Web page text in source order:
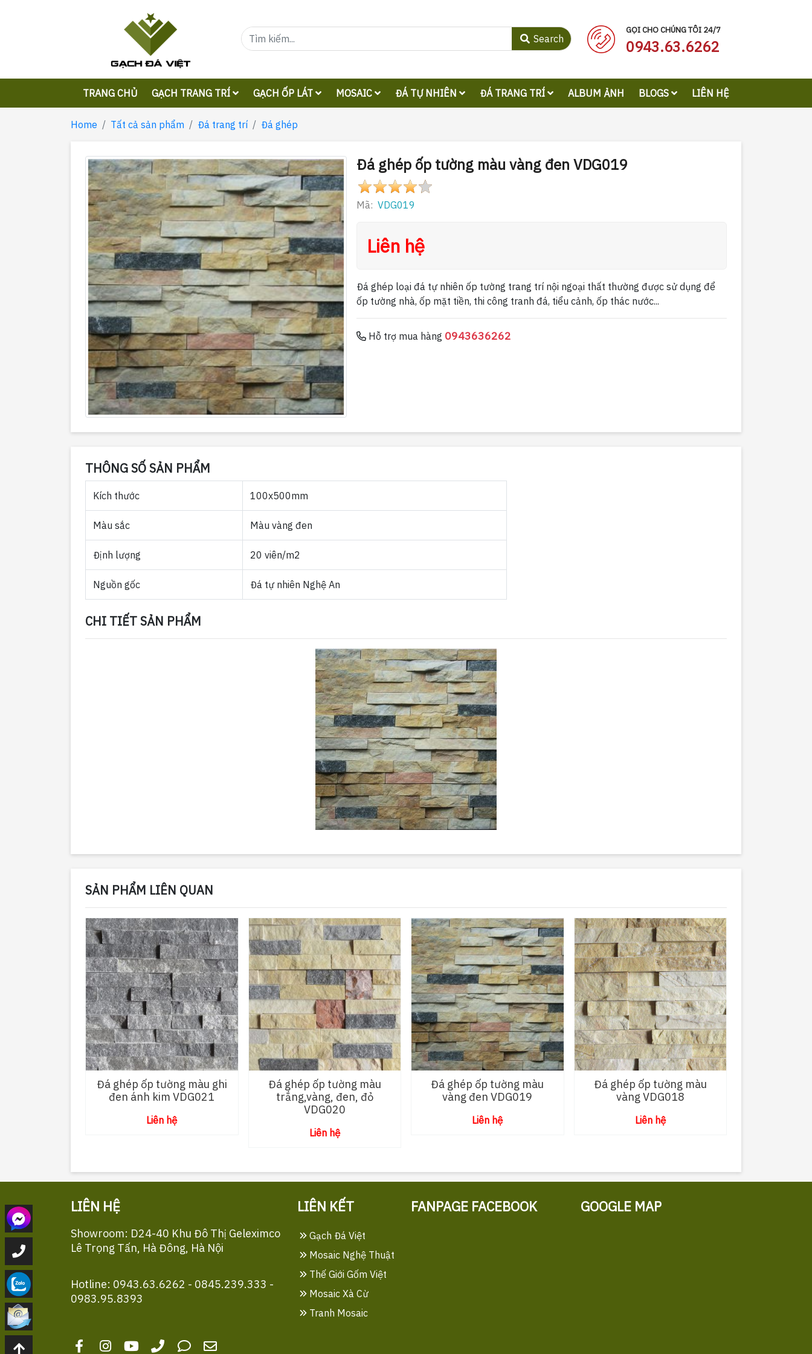
Search
GỌI CHO CHÚNG TÔI 24/7
0943.63.6262
TRANG CHỦ GẠCH TRANG TRÍ GẠCH ỐP LÁT MOSAIC ĐÁ TỰ NHIÊN ĐÁ TRANG TRÍ ALBUM ẢNH BLOGS LIÊN HỆ
Home Tất cả sản phẩm Đá trang trí Đá ghép
Đá ghép ốp tường màu vàng đen VDG019
Mã: VDG019
Liên hệ
Đá ghép loại đá tự nhiên ốp tường trang trí nội ngoại thất thường được sử dụng để
ốp tường nhà, ốp mặt tiền, thi công tranh đá, tiểu cảnh, ốp thác nước...
Hỗ trợ mua hàng 0943636262
THÔNG SỐ SẢN PHẨM
Kích thước 100x500mm
Màu sắc Màu vàng đen
Định lượng 20 viên/m2
Nguồn gốc Đá tự nhiên Nghệ An
CHI TIẾT SẢN PHẨM
SẢN PHẨM LIÊN QUAN
Đá ghép ốp tường màu ghi
đen ánh kim VDG021
Liên hệ
Đá ghép ốp tường màu
trắng,vàng, đen, đỏ
VDG020
Liên hệ
Đá ghép ốp tường màu
vàng đen VDG019
Liên hệ
Đá ghép ốp tường màu
vàng VDG018
Liên hệ
LIÊN HỆ
Showroom: D24-40 Khu Đô Thị Geleximco
Lê Trọng Tấn, Hà Đông, Hà Nội
Hotline: 0943.63.6262 - 0845.239.333 -
0983.95.8393
LIÊN KẾT
Gạch Đá Việt
Mosaic Nghệ Thuật
Thế Giới Gốm Việt
Mosaic Xà Cừ
Tranh Mosaic
FANPAGE FACEBOOK GOOGLE MAP